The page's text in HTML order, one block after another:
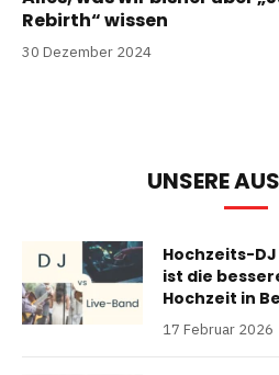
Rebirth“ wissen
30 Dezember 2024
UNSERE
Hochzeits-
ist die
Hochzeit in
17 Februar 2026